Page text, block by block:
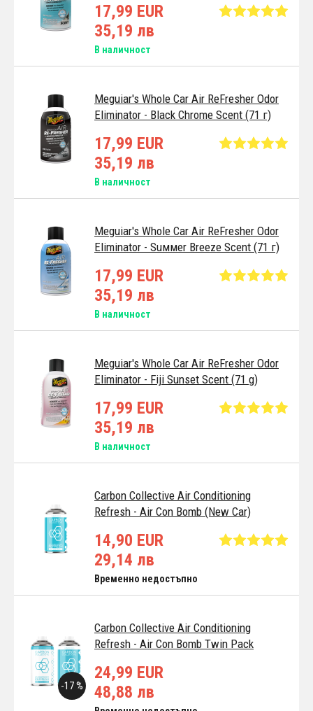
17,99 EUR
35,19 лв
В наличност
Meguiar's Whole Car Air ReFresher Odor
Eliminator - Black Chrome Scent (71 г)
17,99 EUR
35,19 лв
В наличност
Meguiar's Whole Car Air ReFresher Odor
Eliminator - Suммer Breeze Scent (71 г)
17,99 EUR
35,19 лв
В наличност
Meguiar's Whole Car Air ReFresher Odor
Eliminator - Fiji Sunset Scent (71 g)
17,99 EUR
35,19 лв
В наличност
Carbon Collective Air Conditioning
Refresh - Air Con Bomb (New Car)
14,90 EUR
29,14 лв
Временно недостъпно
Carbon Collective Air Conditioning
Refresh - Air Con Bomb Twin Pack
-17 %
24,99 EUR
48,88 лв